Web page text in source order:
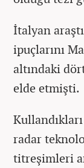
İtalyan
ipuçlarını
altındaki
elde etmişti.
radar
titreşimleri